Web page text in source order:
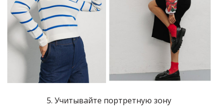
5. Учитывайте портретную зону